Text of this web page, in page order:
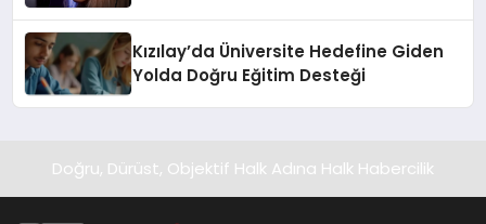
Kızılay’da Üniversite Hedefine Giden
Yolda Doğru Eğitim Desteği
Doğru, Dürüst, Objektif Halk Adına Halk Habercilik